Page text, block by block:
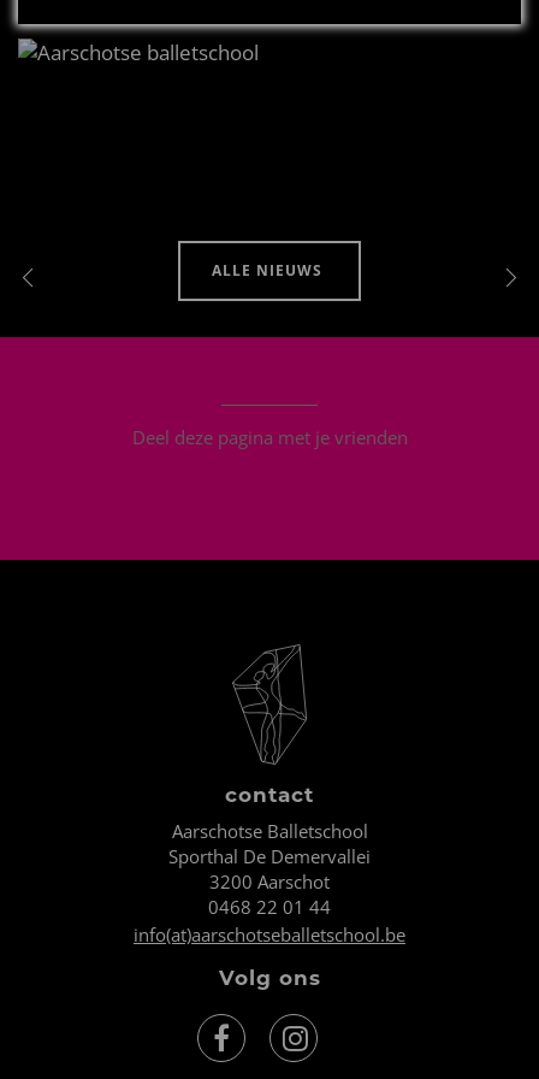
ALLE NIEUWS
Deel deze pagina met je vrienden
contact
Aarschotse Balletschool
Sporthal De Demervallei
3200 Aarschot
0468 22 01 44
info(at)aarschotseballetschool.be
Volg ons